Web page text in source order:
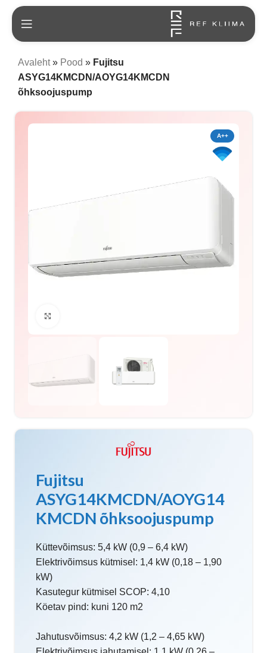
Avaleht» Pood » Fujitsu
ASYG14KMCDN/AOYG14KMCDN
õhksoojuspump
A++
Fujitsu
ASYG14KMCDN/AOYG14
KMCDN õhksoojuspump
Küttevõimsus: 5,4 kW (0,9 – 6,4 kW)
Elektrivõimsus kütmisel: 1,4 kW (0,18 – 1,90
kW)
Kasutegur kütmisel SCOP: 4,10
Köetav pind: kuni 120 m2
Jahutusvõimsus: 4,2 kW (1,2 – 4,65 kW)